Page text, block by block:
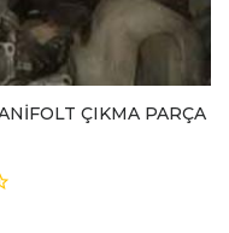
ÇIKMA PARÇA